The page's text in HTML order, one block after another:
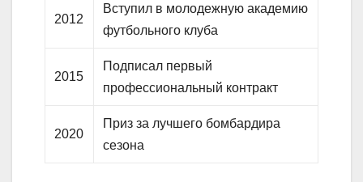
2012
Вступил в молодежную академию
футбольного клуба
2015
Подписал первый
профессиональный контракт
2020
Приз за лучшего бомбардира
сезона